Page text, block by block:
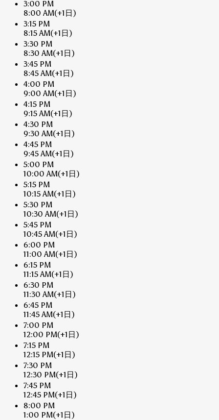
3:00 PM
8:00 AM(+1日)
3:15 PM
8:15 AM(+1日)
3:30 PM
8:30 AM(+1日)
3:45 PM
8:45 AM(+1日)
4:00 PM
9:00 AM(+1日)
4:15 PM
9:15 AM(+1日)
4:30 PM
9:30 AM(+1日)
4:45 PM
9:45 AM(+1日)
5:00 PM
10:00 AM(+1日)
5:15 PM
10:15 AM(+1日)
5:30 PM
10:30 AM(+1日)
5:45 PM
10:45 AM(+1日)
6:00 PM
11:00 AM(+1日)
6:15 PM
11:15 AM(+1日)
6:30 PM
11:30 AM(+1日)
6:45 PM
11:45 AM(+1日)
7:00 PM
12:00 PM(+1日)
7:15 PM
12:15 PM(+1日)
7:30 PM
12:30 PM(+1日)
7:45 PM
12:45 PM(+1日)
8:00 PM
1:00 PM(+1日)